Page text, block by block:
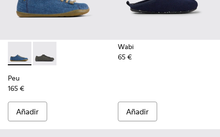
Peu - K201477-005 - Zapatos azules de tejido para mujer
Peu - K201477-002
Peu
165 €
Añadir
Wabi
65 €
Añadir